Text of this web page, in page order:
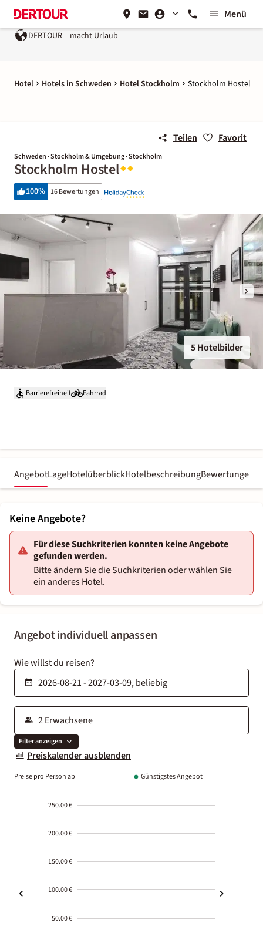
Menü
DERTOUR – macht Urlaub
Hotel Hotels in Schweden Hotel Stockholm Stockholm Hostel
Teilen Favorit
Schweden · Stockholm & Umgebung · Stockholm
Stockholm Hostel
100% 16 Bewertungen
5 Hotelbilder
Barrierefreiheit Fahrrad
AngebotLageHotelüberblickHotelbeschreibungBewertungen
Angebot individuell anpassen
Wie willst du reisen?
Filter anzeigen
Preiskalender ausblenden
Preise pro Person ab Günstigstes Angebot
250.00 €
200.00 €
150.00 €
100.00 €
50.00 €
Keine Angebote?
Für diese Suchkriterien konnten keine Angebote
gefunden werden.
Bitte ändern Sie die Suchkriterien oder wählen Sie
ein anderes Hotel.